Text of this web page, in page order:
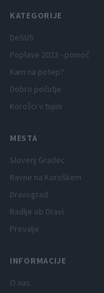
KATEGORIJE
DeSUS
Poplave 2023 - pomoč
Kam na potep?
Dobro počutje
Korošci v tujini
MESTA
Slovenj Gradec
Ravne na Koroškem
Dravograd
Radlje ob Dravi
Prevalje
INFORMACIJE
O nas